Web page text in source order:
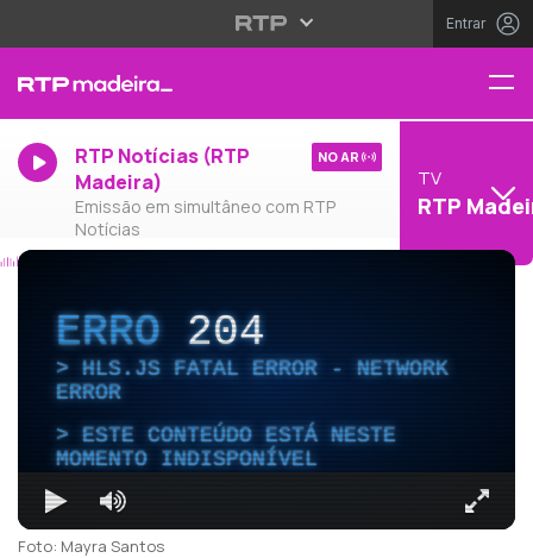
Entrar
RTP Notícias (RTP
Madeira)
Emissão em simultâneo com RTP
Notícias
NO AR
TV
RTP
ERRO204
HLS.JS FATAL ERROR - NETWORK
ERROR
ESTE CONTEÚDO ESTÁ NESTE
MOMENTO INDISPONÍVEL
Foto: Mayra Santos